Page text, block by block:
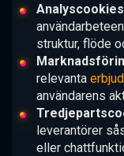
struktur, flöde
relevanta
användarens
leverantörer
eller